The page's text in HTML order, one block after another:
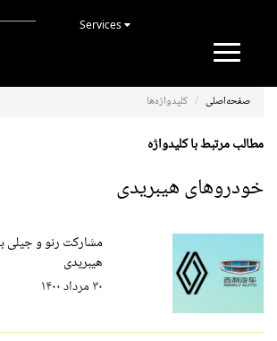
Toggle
صفحه‌اصلی کلیدواژه‌ها
مطالب مرتبط با کلیدواژه
خودروهای هیبریدی
مشارکت رنو و جیلی
هیبریدی
۳۰ مرداد ۱۴۰۰